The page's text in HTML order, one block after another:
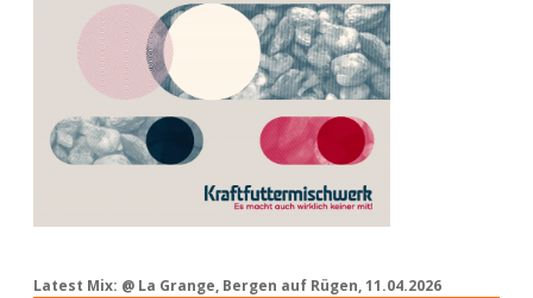
Latest Mix: @ La Grange, Bergen auf Rügen, 11.04.2026